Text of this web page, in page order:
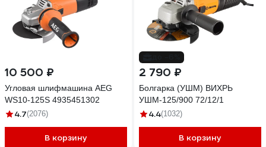
10 500 ₽
Угловая шлифмашина AEG
WS10-125S 4935451302
4.7(2076)
В корзину
2 790 ₽
Болгарка (УШМ) ВИХРЬ
УШМ-125/900 72/12/1
4.4(1032)
В корзину